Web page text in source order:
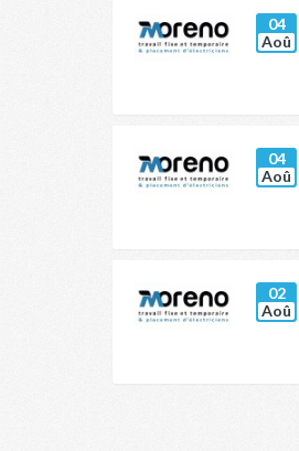
04
Aoû
04
Aoû
02
Aoû